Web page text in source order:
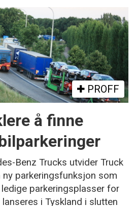
PROFF
å finne
Benz Trucks utvider Truck
ny parkeringsfunksjon som
parkeringsplasser for
i Tyskland i slutten